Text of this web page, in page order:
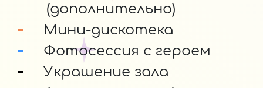
(дополнительно)
Мини-дискотека
Фотосессия с героем
Украшение зала